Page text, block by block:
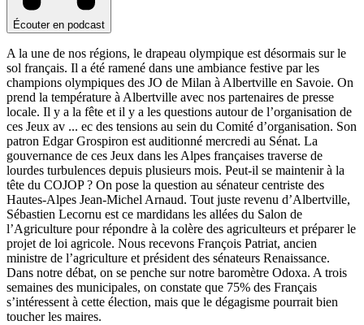
Écouter en podcast
A la une de nos régions, le drapeau olympique est désormais sur le
sol français. Il a été ramené dans une ambiance festive par les
champions olympiques des JO de Milan à Albertville en Savoie. On
prend la température à Albertville avec nos partenaires de presse
locale. Il y a la fête et il y a les questions autour de l’organisation de
ces Jeux av ... ec des tensions au sein du Comité d’organisation. Son
patron Edgar Grospiron est auditionné mercredi au Sénat. La
gouvernance de ces Jeux dans les Alpes françaises traverse de
lourdes turbulences depuis plusieurs mois. Peut-il se maintenir à la
tête du COJOP ? On pose la question au sénateur centriste des
Hautes-Alpes Jean-Michel Arnaud. Tout juste revenu d’Albertville,
Sébastien Lecornu est ce mardidans les allées du Salon de
l’Agriculture pour répondre à la colère des agriculteurs et préparer le
projet de loi agricole. Nous recevons François Patriat, ancien
ministre de l’agriculture et président des sénateurs Renaissance.
Dans notre débat, on se penche sur notre baromètre Odoxa. A trois
semaines des municipales, on constate que 75% des Français
s’intéressent à cette élection, mais que le dégagisme pourrait bien
toucher les maires.